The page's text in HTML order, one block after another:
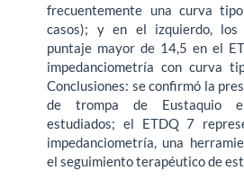
frecuentemente una curva
casos); y en el izquierdo, los
puntaje mayor de 14,5 en el
impedanciometría con curva
Conclusiones: se confirmó la
de trompa de Eustaquio
estudiados; el ETDQ 7
impedanciometría, una
el seguimiento terapéutico de